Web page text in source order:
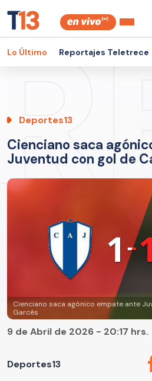
Lo Último Reportajes Teletrece
Deportes13
Cienciano saca
Juventud con gol de
Cienciano saca agónico empate ante
Garcés
Deportes13
9 de Abril de 2026 - 20:17 hrs.